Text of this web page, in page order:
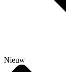
Nieuw